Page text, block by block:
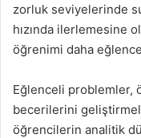
zorluk seviyelerinde
hızında ilerlemesine
öğrenimi daha
Eğlenceli problemler,
becerilerini
öğrencilerin analitik